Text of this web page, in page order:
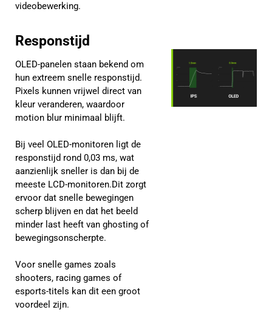
videobewerking.
Responstijd
OLED-panelen staan bekend om
hun extreem snelle responstijd.
Pixels kunnen vrijwel direct van
kleur veranderen, waardoor
motion blur minimaal blijft.
Bij veel OLED-monitoren ligt de
responstijd rond 0,03 ms, wat
aanzienlijk sneller is dan bij de
meeste LCD-monitoren.Dit zorgt
ervoor dat snelle bewegingen
scherp blijven en dat het beeld
minder last heeft van ghosting of
bewegingsonscherpte.
Voor snelle games zoals
shooters, racing games of
esports-titels kan dit een groot
voordeel zijn.